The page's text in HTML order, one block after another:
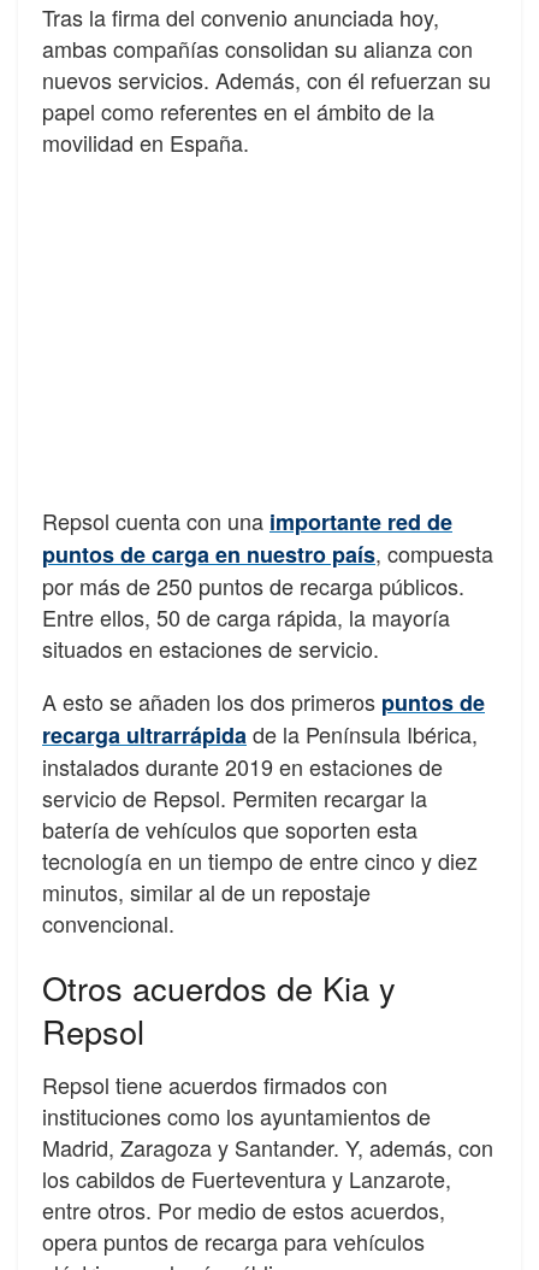
Tras la firma del convenio anunciada hoy,
ambas compañías consolidan su alianza con
nuevos servicios. Además, con él refuerzan su
papel como referentes en el ámbito de la
movilidad en España.
Repsol cuenta con una importante red de
puntos de carga en nuestro país, compuesta
por más de 250 puntos de recarga públicos.
Entre ellos, 50 de carga rápida, la mayoría
situados en estaciones de servicio.
A esto se añaden los dos primeros puntos de
recarga ultrarrápidade la Península Ibérica,
instalados durante 2019 en estaciones de
servicio de Repsol. Permiten recargar la
batería de vehículos que soporten esta
tecnología en un tiempo de entre cinco y diez
minutos, similar al de un repostaje
convencional.
Otros acuerdos de Kia y
Repsol
Repsol tiene acuerdos firmados con
instituciones como los ayuntamientos de
Madrid, Zaragoza y Santander. Y, además, con
los cabildos de Fuerteventura y Lanzarote,
entre otros. Por medio de estos acuerdos,
opera puntos de recarga para vehículos